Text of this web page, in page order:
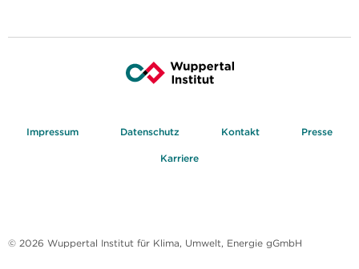
Impressum Datenschutz Kontakt Presse
Karriere
© 2026 Wuppertal Institut für Klima, Umwelt, Energie gGmbH